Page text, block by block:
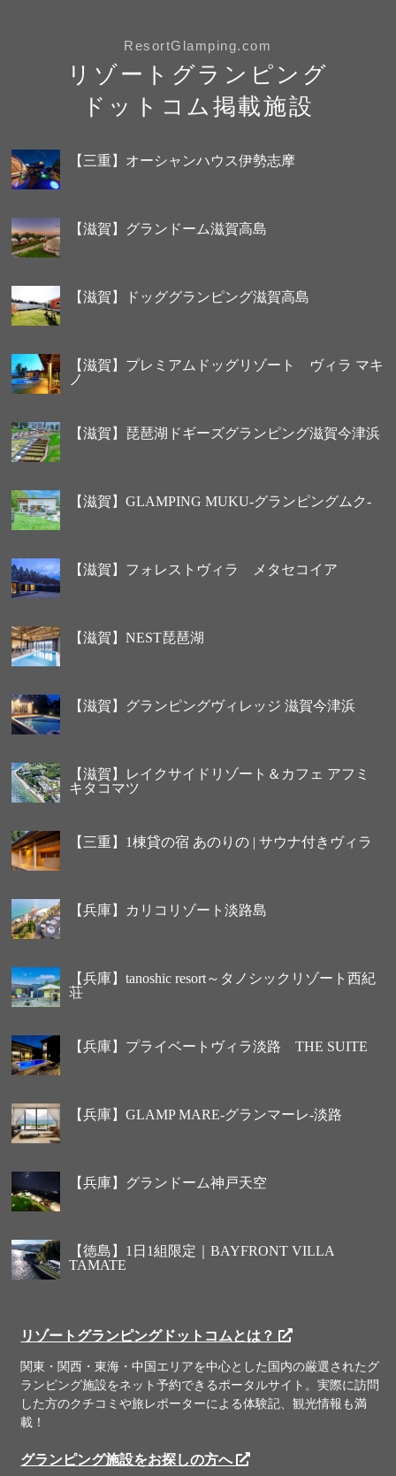
ResortGlamping.com
リゾートグランピング
ドットコム掲載施設
【三重】オーシャンハウス伊勢志摩
【滋賀】グランドーム滋賀高島
【滋賀】ドッググランピング滋賀高島
【滋賀】プレミアムドッグリゾート ヴィラ マキ
ノ
【滋賀】琵琶湖ドギーズグランピング滋賀今津浜
【滋賀】GLAMPING MUKU-グランピングムク-
【滋賀】フォレストヴィラ メタセコイア
【滋賀】NEST琵琶湖
【滋賀】グランピングヴィレッジ 滋賀今津浜
【滋賀】レイクサイドリゾート＆カフェ アフミ
キタコマツ
【三重】1棟貸の宿 あのりの | サウナ付きヴィラ
【兵庫】カリコリゾート淡路島
【兵庫】tanoshic resort～タノシックリゾート西紀
荘
【兵庫】プライベートヴィラ淡路 THE SUITE
【兵庫】GLAMP MARE-グランマーレ-淡路
【兵庫】グランドーム神戸天空
【徳島】1日1組限定｜BAYFRONT VILLA
TAMATE
リゾートグランピングドットコムとは？
関東・関西・東海・中国エリアを中心とした国内の厳選されたグ
ランピング施設をネット予約できるポータルサイト。実際に訪問
した方のクチコミや旅レポーターによる体験記、観光情報も満
載！
グランピング施設をお探しの方へ